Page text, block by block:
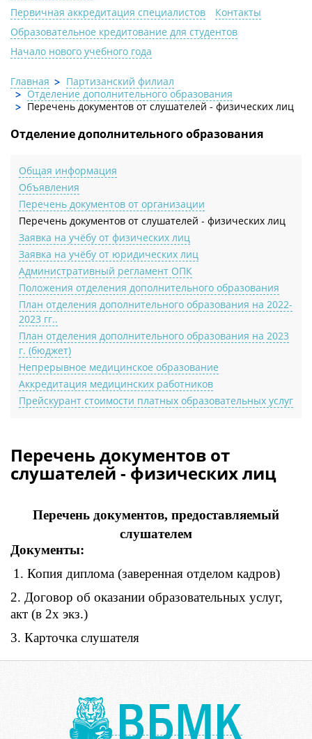
Первичная аккредитация специалистов
Контакты
Образовательное кредитование для студентов
Начало нового учебного года
Главная
Партизанский филиал
Отделение дополнительного образования
Перечень документов от слушателей - физических лиц
Отделение дополнительного образования
Общая информация
Объявления
Перечень документов от организации
Перечень документов от слушателей - физических лиц
Заявка на учёбу от физических лиц
Заявка на учёбу от юридических лиц
Административный регламент ОПК
Положения отделения дополнительного образования
План отделения дополнительного образования на 2022-
2023 гг..
План отделения дополнительного образования на 2023
г. (бюджет)
Непрерывное медицинское образование
Аккредитация медицинских работников
Прейскурант стоимости платных образовательных услуг
Перечень документов от
слушателей - физических лиц
Перечень документов, предоставляемый
слушателем
Документы:
1. Копия диплома (заверенная отделом кадров)
2. Договор об оказании образовательных услуг,
акт (в 2х экз.)
3. Карточка слушателя